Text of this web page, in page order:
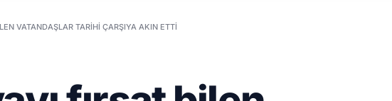
VATANDAŞLAR TARIHI ÇARŞIYA AKIN ETTI